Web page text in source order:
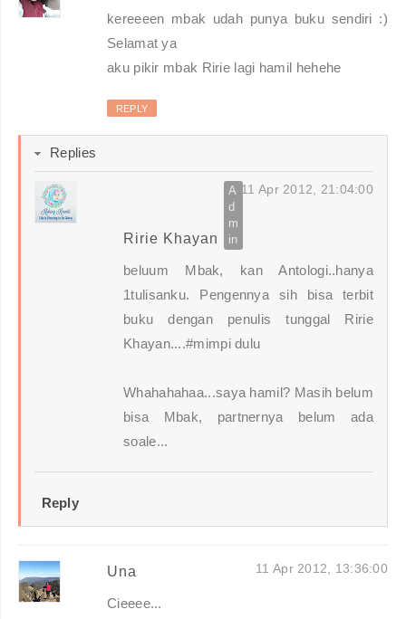
kereeeen mbak udah punya buku sendiri :)
Selamat ya
aku pikir mbak Ririe lagi hamil hehehe
REPLY
Replies
Ririe Khayan
11 Apr 2012, 21:04:00
beluum Mbak, kan Antologi..hanya
1tulisanku. Pengennya sih bisa terbit
buku dengan penulis tunggal Ririe
Khayan....#mimpi dulu
Whahahahaa...saya hamil? Masih belum
bisa Mbak, partnernya belum ada
soale...
Reply
Una 11 Apr 2012, 13:36:00
Cieeee...